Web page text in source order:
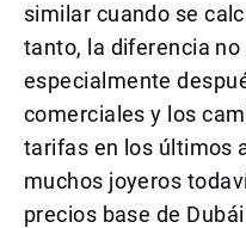
similar cuando se
tanto, la diferencia
especialmente
comerciales y los
tarifas en los últimos
muchos joyeros
precios base de